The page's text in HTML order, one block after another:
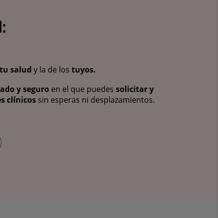
tu salud y la de los tuyos.
y seguro en el que puedes solicitar y
clínicos sin esperas ni desplazamientos.